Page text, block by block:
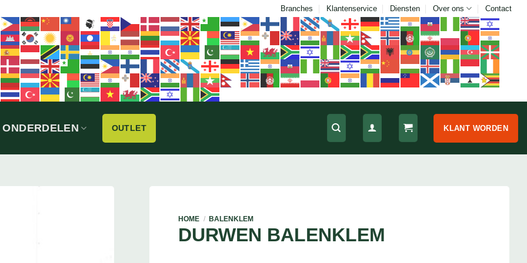
Branches Klantenservice Diensten Over ons Contact
ONDERDELEN OUTLET KLANT WORDEN
HOME / BALENKLEM
DURWEN BALENKLEM